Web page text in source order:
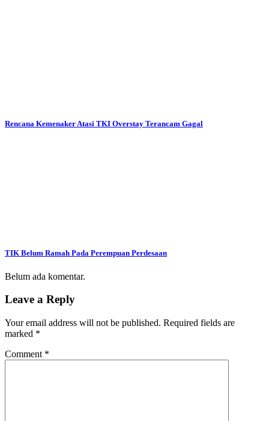
Rencana Kemenaker Atasi TKI Overstay Terancam Gagal
TIK Belum Ramah Pada Perempuan Perdesaan
Belum ada komentar.
Leave a Reply
Your email address will not be published. Required fields are
marked *
Comment *